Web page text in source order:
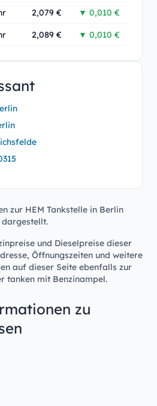
2,079 € ▼ 0,010 €
2,089 € ▼ 0,010 €
zur HEM Tankstelle in Berlin
und Dieselpreise dieser
Öffnungszeiten und weitere
auf dieser Seite ebenfalls zur
tanken mit Benzinampel.
zu